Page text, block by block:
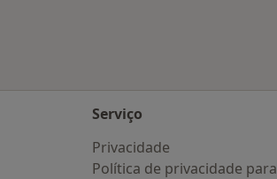
Serviço
Privacidade
Política de privacidade para